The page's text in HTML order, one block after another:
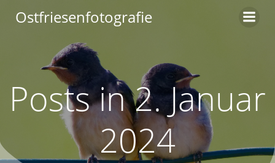
Inhalt
Ostfriesenfotografie
Posts in 2. Januar
2024